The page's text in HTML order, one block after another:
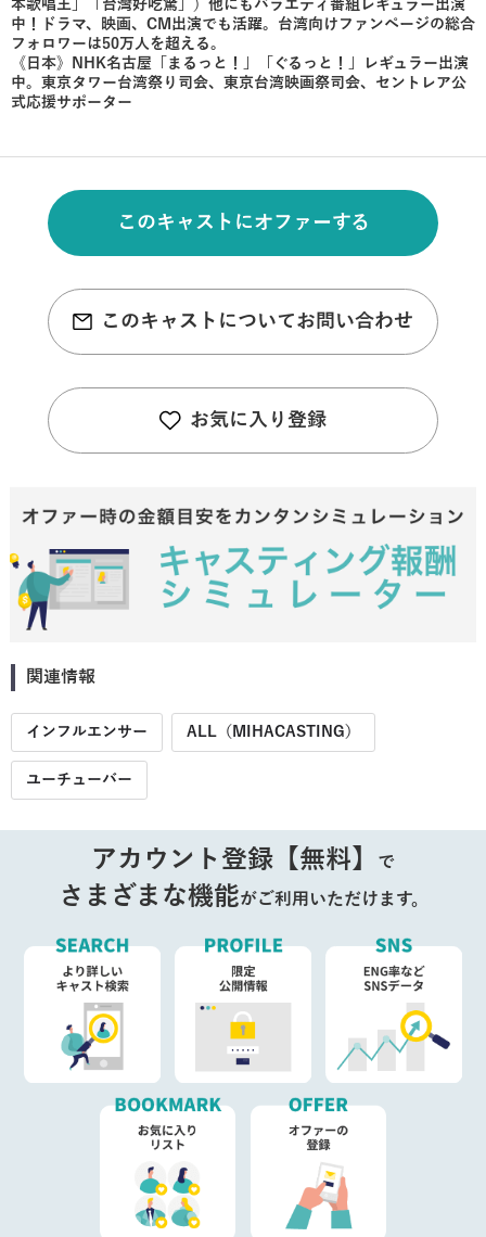
本歌唱王」「台灣好吃驚」）他にもバラエティ番組レギュラー出演
中！ドラマ、映画、CM出演でも活躍。台湾向けファンページの総合
フォロワーは50万人を超える。
《日本》NHK名古屋「まるっと！」「ぐるっと！」レギュラー出演
中。東京タワー台湾祭り司会、東京台湾映画祭司会、セントレア公
式応援サポーター
このキャストにオファーする
このキャストについてお問い合わせ
お気に入り登録
関連情報
インフルエンサー ALL（MIHACASTING）
ユーチューバー
アカウント登録【無料】 で
さまざまな機能がご利用いただけます。